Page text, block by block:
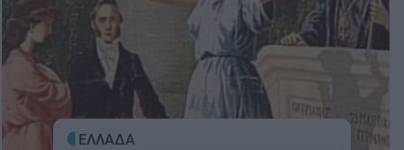
ΕΛΛΑΔΑ